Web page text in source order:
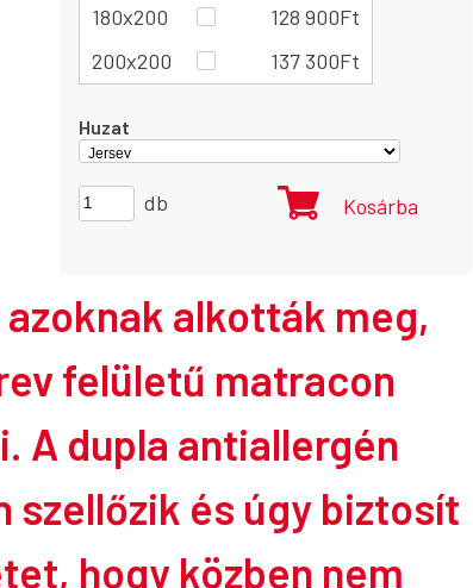
180x200
128 900Ft
200x200
137 300Ft
db Kosárba
Huzat
azoknak alkották meg,
felületű matracon
A dupla antiallergén
szellőzik és úgy biztosít
hogy közben nem